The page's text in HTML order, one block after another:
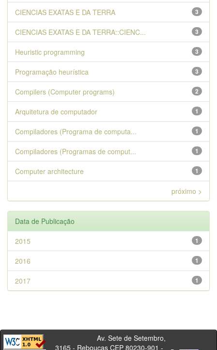
3
CIENCIAS EXATAS E DA TERRA
3
CIENCIAS EXATAS E DA TERRA::CIENC...
3
Heuristic programming
3
Programação heurística
2
Compilers (Computer programs)
1
Arquitetura de computador
1
Compiladores (Programa de computa...
1
Compiladores (Programas de comput...
1
Computer architecture
próximo >
Data de Publicação
1
2015
1
2016
1
2017
Av. Sete de Setembro,
3165 - Rebouças CEP 80230-901 -